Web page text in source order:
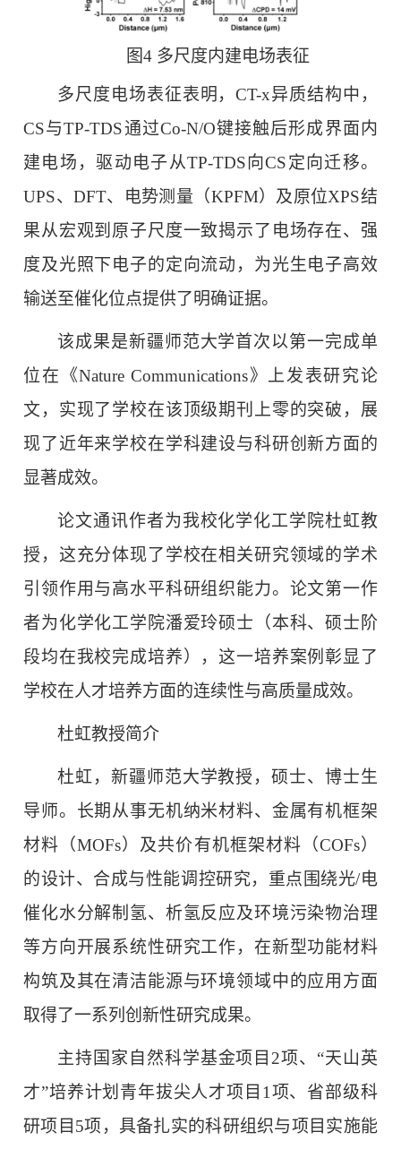
图4 多尺度内建电场表征
多尺度电场表征表明，CT-x异质结构中，
CS与TP-TDS通过Co-N/O键接触后形成界面内
建电场，驱动电子从TP-TDS向CS定向迁移。
UPS、DFT、电势测量（KPFM）及原位XPS结
果从宏观到原子尺度一致揭示了电场存在、强
度及光照下电子的定向流动，为光生电子高效
输送至催化位点提供了明确证据。
该成果是新疆师范大学首次以第一完成单
位在《Nature Communications》上发表研究论
文，实现了学校在该顶级期刊上零的突破，展
现了近年来学校在学科建设与科研创新方面的
显著成效。
论文通讯作者为我校化学化工学院杜虹教
授，这充分体现了学校在相关研究领域的学术
引领作用与高水平科研组织能力。论文第一作
者为化学化工学院潘爱玲硕士（本科、硕士阶
段均在我校完成培养），这一培养案例彰显了
学校在人才培养方面的连续性与高质量成效。
杜虹教授简介
杜虹，新疆师范大学教授，硕士、博士生
导师。长期从事无机纳米材料、金属有机框架
材料（MOFs）及共价有机框架材料（COFs）
的设计、合成与性能调控研究，重点围绕光/电
催化水分解制氢、析氢反应及环境污染物治理
等方向开展系统性研究工作，在新型功能材料
构筑及其在清洁能源与环境领域中的应用方面
取得了一系列创新性研究成果。
主持国家自然科学基金项目2项、“天山英
才”培养计划青年拔尖人才项目1项、省部级科
研项目5项，具备扎实的科研组织与项目实施能